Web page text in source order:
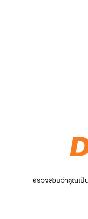
ตรวจสอบว่าคุณเป็